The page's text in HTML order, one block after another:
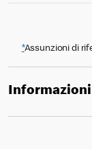
*Assunzioni di